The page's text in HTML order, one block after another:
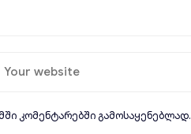
კომენტარებში გამოსაყენებლად.